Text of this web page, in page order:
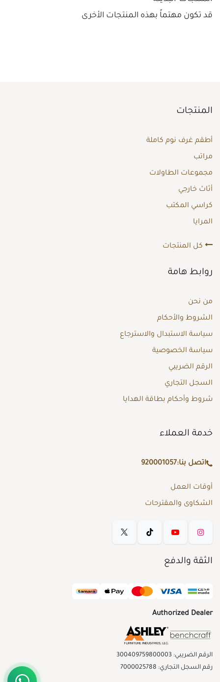
قد تكون مهتماً بهذه المنتجات الأخرى
المنتجات
أطقم غرف نوم كاملة
مراتب
مجموعات الطاولات
أثاث خارجي
كراسي المكتب
المرايا
كل المنتجات
روابط هامة
من نحن
الشروط والأحكام
سياسة الاستبدال والاسترجاع
سياسة الخصوصية
الرقم الضريبي
السجل التجاري
شروط وأحكام بطاقة الهدايا
خدمة العملاء
اتصل بنا:920001057
أوقات العمل
الشكاوى والمقترحات
الثقة والدفع
Authorized Dealer
الرقم الضريبي: 300409759800003
رقم السجل التجاري: 7000025788